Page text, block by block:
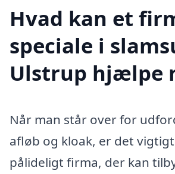
Hvad kan et
speciale i
Ulstrup hjælpe
Når man står over for
afløb og kloak, er det
pålideligt firma, der kan